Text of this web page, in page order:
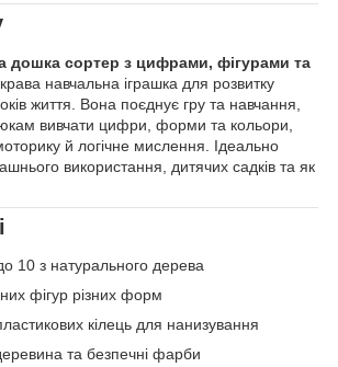
дошка сортер з цифрами, фігурами та
навчальна іграшка для розвитку
життя. Вона поєднує гру та навчання,
вивчати цифри, форми та кольори,
й логічне мислення. Ідеально
використання, дитячих садків та як
10 з натурального дерева
фігур різних форм
кілець для нанизування
та безпечні фарби